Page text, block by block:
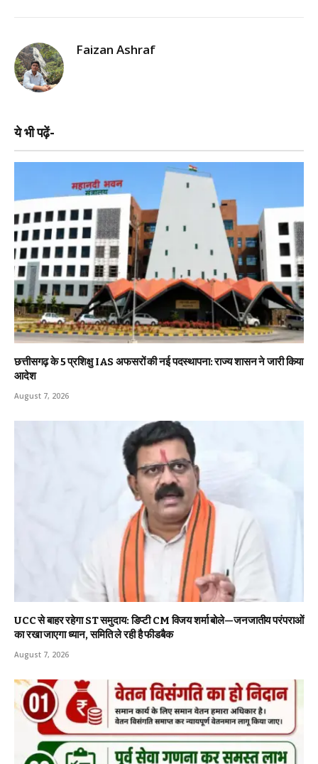
Faizan Ashraf
ये भी पढ़ें-
छत्तीसगढ़ के 5 प्रशिक्षु IAS अफसरों की नई पदस्थापना: राज्य शासन ने जारी किया
आदेश
August 7, 2026
UCC से बाहर रहेगा ST समुदाय: डिप्टी CM विजय शर्मा बोले—जनजातीय परंपराओं
का रखा जाएगा ध्यान, समिति ले रही है फीडबैक
August 7, 2026